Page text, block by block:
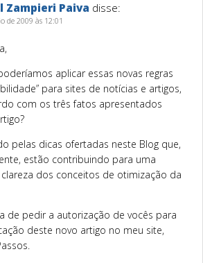
Zampieri Paiva disse:
de 2009 às 12:01
aplicar essas novas regras
para sites de notícias e artigos,
com os três fatos apresentados
pelas dicas ofertadas neste Blog que,
estão contribuindo para uma
dos conceitos de otimização da
de pedir a autorização de vocês para
deste novo artigo no meu site,